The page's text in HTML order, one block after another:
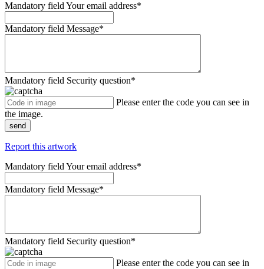
Mandatory field Your email address*
Mandatory field Message*
Mandatory field Security question*
Please enter the code you can see in
the image.
send
Report this artwork
Mandatory field Your email address*
Mandatory field Message*
Mandatory field Security question*
Please enter the code you can see in